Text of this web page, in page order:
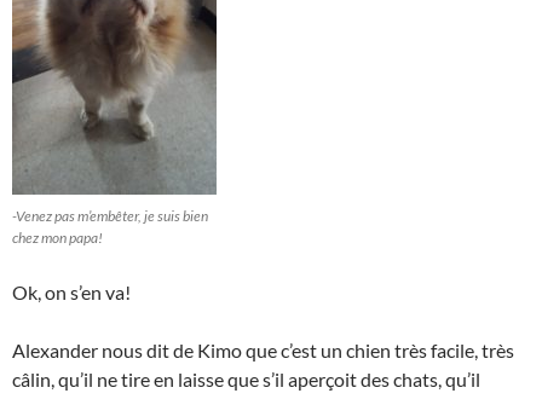
-Venez pas m’embêter, je suis bien
chez mon papa!
Ok, on s’en va!
Alexander nous dit de Kimo que c’est un chien très facile, très
câlin, qu’il ne tire en laisse que s’il aperçoit des chats, qu’il